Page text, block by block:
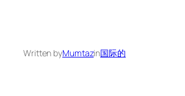
Written byMumtazin国际的